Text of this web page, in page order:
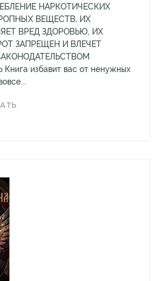
НАРКОТИЧЕСКИХ
ВЕЩЕСТВ, ИХ
ВРЕД ЗДОРОВЬЮ, ИХ
ЗАПРЕЩЕН И ВЛЕЧЕТ
избавит вас от ненужных